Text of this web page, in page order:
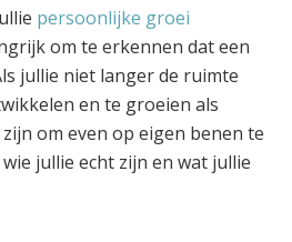
persoonlijke groei
om te erkennen dat een
jullie niet langer de ruimte
en te groeien als
om even op eigen benen te
jullie echt zijn en wat jullie